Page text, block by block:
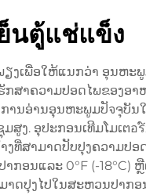
นตู้แช่แข็ง
ງເພື່ອໃຫ້ແນກວ່າ ອຸນຫະ
າຄວາມປອດໄພຂອງອ
ານອ່ານອຸນຫະພູມປັจຈຸບັ
ງ. ອຸປະກອນເທີມໂມເຕ
ທີ່ສາມາດປັບປຸງຄວາມປ
ກອນແລະ 0°F (-
າດປຸງໄປໃນສະຫວນປາ